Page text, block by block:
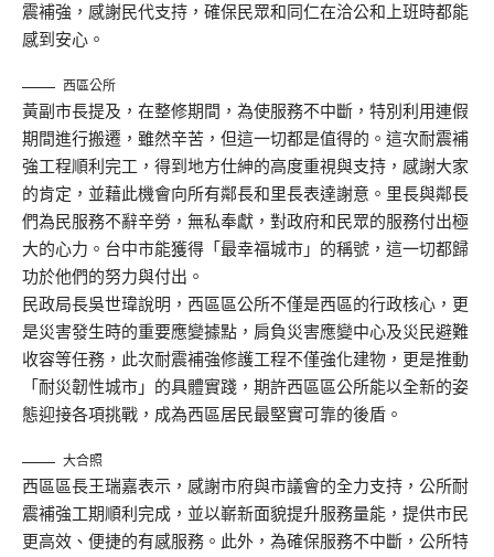
震補強，感謝民代支持，確保民眾和同仁在洽公和上班時都能
感到安心。
西區公所
黃副市長提及，在整修期間，為使服務不中斷，特別利用連假
期間進行搬遷，雖然辛苦，但這一切都是值得的。這次耐震補
強工程順利完工，得到地方仕紳的高度重視與支持，感謝大家
的肯定，並藉此機會向所有鄰長和里長表達謝意。里長與鄰長
們為民服務不辭辛勞，無私奉獻，對政府和民眾的服務付出極
大的心力。台中市能獲得「最幸福城市」的稱號，這一切都歸
功於他們的努力與付出。
民政局長吳世瑋說明，西區區公所不僅是西區的行政核心，更
是災害發生時的重要應變據點，肩負災害應變中心及災民避難
收容等任務，此次耐震補強修護工程不僅強化建物，更是推動
「耐災韌性城市」的具體實踐，期許西區區公所能以全新的姿
態迎接各項挑戰，成為西區居民最堅實可靠的後盾。
大合照
西區區長王瑞嘉表示，感謝市府與市議會的全力支持，公所耐
震補強工期順利完成，並以嶄新面貌提升服務量能，提供市民
更高效、便捷的有感服務。此外，為確保服務不中斷，公所特